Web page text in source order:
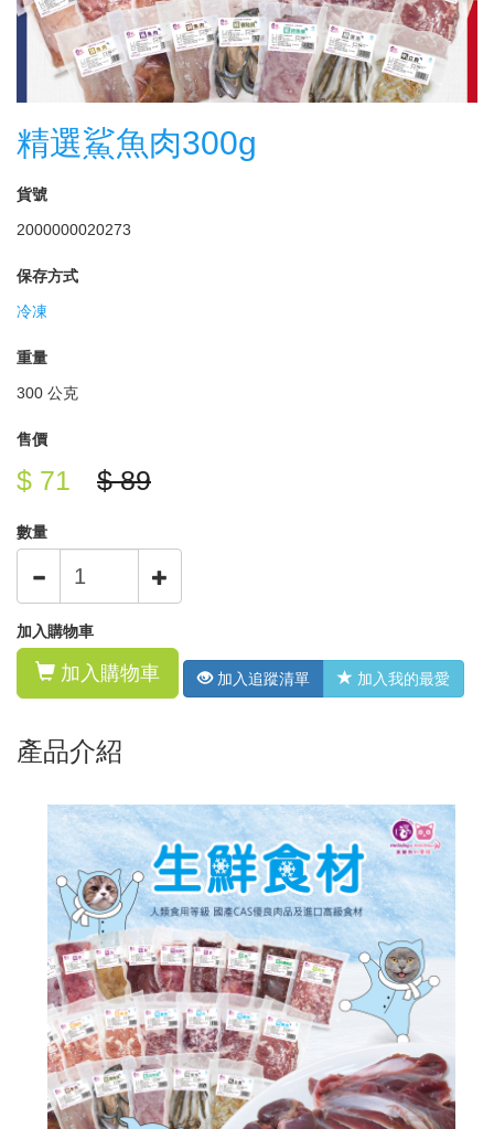
精選鯊魚肉300g
貨號
2000000020273
保存方式
冷凍
重量
300 公克
售價
$ 71 $ 89
數量
加入購物車
加入購物車 加入追蹤清單 加入我的最愛
產品介紹